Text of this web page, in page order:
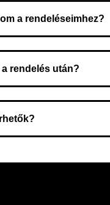
a rendeléseimhez?
rendelés után?